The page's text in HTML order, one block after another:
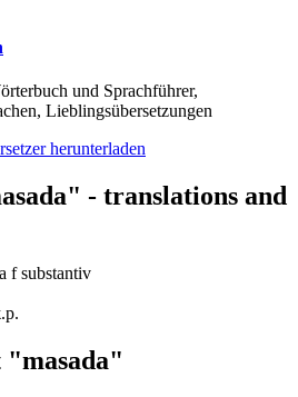
und Sprachführer,
Lieblingsübersetzungen
- translations and
f substantiv
"masada"